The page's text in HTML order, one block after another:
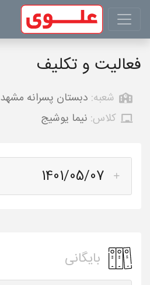
فعالیت و تکلیف
شعبه: دبستان پسرانه مشهد
کلاس: نیما یوشیج
1401/05/07
بایگانی